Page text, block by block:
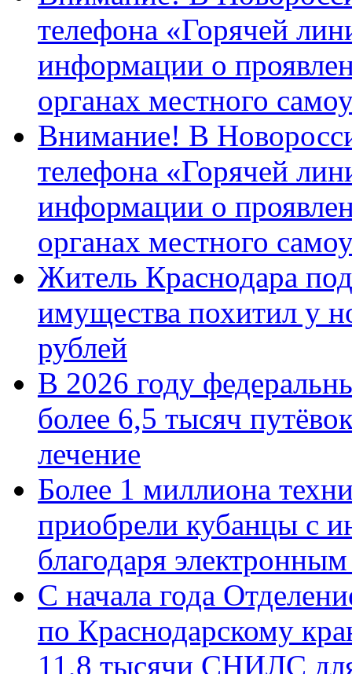
телефона «Горячей
информации о
органах местного
Внимание! В
телефона «Горячей
информации о
органах местного
Житель Краснодара
имущества похитил у
рублей
В 2026 году
более 6,5 тысяч
лечение
Более 1 миллиона
приобрели кубанцы с
благодаря
С начала года
по Краснодарскому
11,8 тысячи СНИЛС